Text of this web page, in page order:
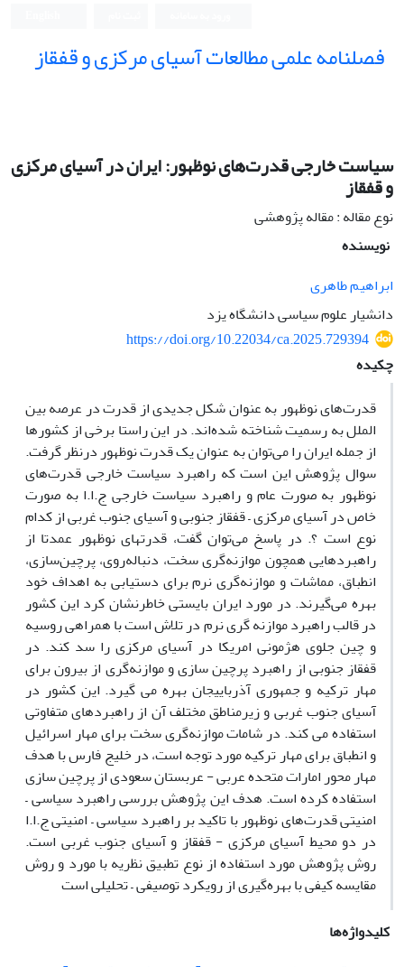
فصلنامه علمی مطالعات آسیای مرکزی و قفقاز
سیاست خارجی قدرت‌های نوظهور: ایران در آسیای مرکزی
و قفقاز
نوع مقاله : مقاله پژوهشی
نویسنده
ابراهیم طاهری
دانشیار علوم سیاسی دانشگاه یزد
https://doi.org/10.22034/ca.2025.729394
چکیده
قدرت‌های نوظهور به عنوان شکل جدیدی از قدرت‌ در عرصه بین
الملل به رسمیت شناخته شده‌اند. در این راستا برخی از کشورها
از جمله ایران را می‌توان به عنوان یک قدرت نوظهور درنظر گرفت.
سوال پژوهش این است که راهبرد سیاست خارجی قدرت‌های
نوظهور به صورت عام و راهبرد سیاست خارجی ج.ا.ا به صورت
خاص در آسیای مرکزی – قفقاز جنوبی و آسیای جنوب غربی از کدام
نوع است ؟. در پاسخ می‌توان گفت، قدرت‎های نوظهور عمدتا از
راهبردهایی همچون موازنه‌گری سخت، دنباله‌روی، پرچین‌سازی،
انطباق، مماشات و موازنه‌گری نرم برای دستیابی به اهداف خود
بهره می‌گیرند. در مورد ایران بایستی خاطرنشان کرد این کشور
در قالب راهبرد موازنه گری نرم در تلاش است با همراهی روسیه
و چین جلوی هژمونی امریکا در آسیای مرکزی را سد کند. در
قفقاز جنوبی از راهبرد پرچین سازی و موازنه‌گری از بیرون برای
مهار ترکیه و جمهوری آذرباییجان بهره می گیرد. این کشور در
آسیای جنوب غربی و زیرمناطق مختلف آن از راهبردهای متفاوتی
استفاده می کند. در شامات موازنه‌گری سخت برای مهار اسرائیل
و انطباق برای مهار ترکیه مورد توجه است، در خلیج فارس با هدف
مهار محور امارات متحده عربی - عربستان سعودی از پرچین سازی
استفاده کرده است. هدف این پژوهش بررسی راهبرد سیاسی –
امنیتی قدرت‌های نوظهور با تاکید بر راهبرد سیاسی – امنیتی ج.ا.ا
در دو محیط آسیای مرکزی - قفقاز و آسیای جنوب غربی است.
روش پژوهش مورد استفاده از نوع تطبیق نظریه با مورد و روش
مقایسه کیفی با بهره‌گیری از رویکرد توصیفی – تحلیلی است
کلیدواژه‌ها